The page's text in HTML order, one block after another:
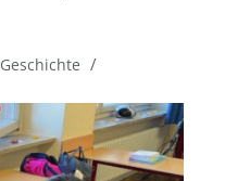
Geschichte /